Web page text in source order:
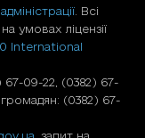
. Всі
умовах ліцензії
International
09-22, (0382) 67-
(0382) 67-
, запит на